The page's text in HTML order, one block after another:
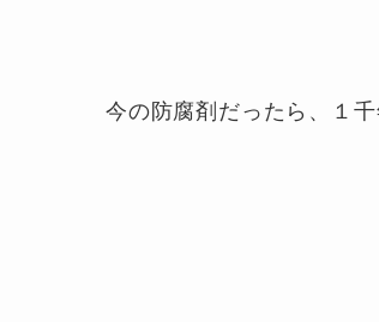
今の防腐剤だったら、１